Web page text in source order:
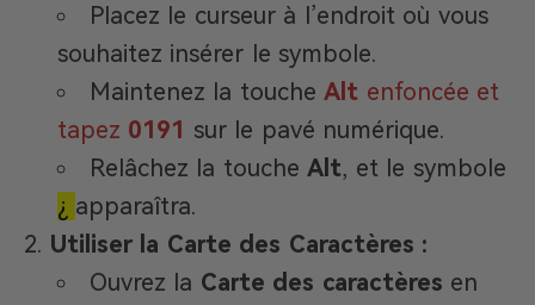
Placez le curseur à l’endroit où vous
souhaitez insérer le symbole.
Maintenez la toucheAlt enfoncée et
tapez 0191 sur le pavé numérique.
Relâchez la toucheAlt, et le symbole
¿ apparaîtra.
Utiliser la Carte des Caractères :
Ouvrez la Carte des caractères en